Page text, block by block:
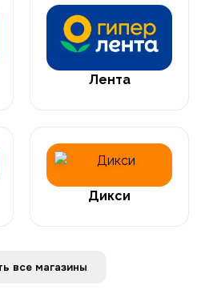
Лента
Дикси
Показать все магазины